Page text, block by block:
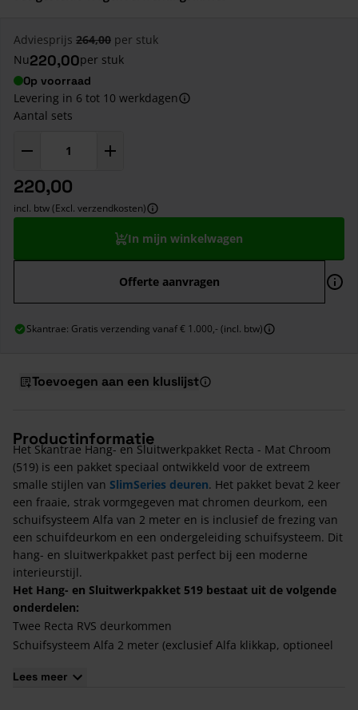
Adviesprijs 264,00 per stuk
Nu220,00per stuk
Op voorraad
Levering in 6 tot 10 werkdagen
Aantal sets
220,00
incl. btw (Excl. verzendkosten)
In mijn winkelwagen
Offerte aanvragen
Skantrae: Gratis verzending vanaf € 1.000,- (incl. btw)
Toevoegen aan een kluslijst
Productinformatie
Het Skantrae Hang- en Sluitwerkpakket Recta - Mat Chroom
(519) is een pakket speciaal ontwikkeld voor de extreem
smalle stijlen van SlimSeries deuren. Het pakket bevat 2 keer
een fraaie, strak vormgegeven mat chromen deurkom, een
schuifsysteem Alfa van 2 meter en is inclusief de frezing van
een schuifdeurkom en een ondergeleiding schuifsysteem. Dit
hang- en sluitwerkpakket past perfect bij een moderne
interieurstijl.
Het Hang- en Sluitwerkpakket 519 bestaat uit de volgende
onderdelen:
Twee Recta RVS deurkommen
Schuifsysteem Alfa 2 meter (exclusief Alfa klikkap, optioneel
Frezing deurkommen
Lees meer